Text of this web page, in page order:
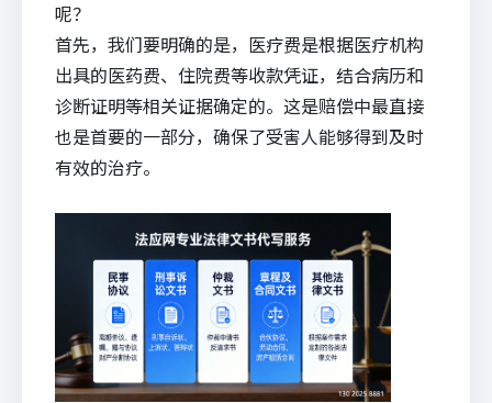
呢？
首先，我们要明确的是，医疗费是根据医疗机构
出具的医药费、住院费等收款凭证，结合病历和
诊断证明等相关证据确定的。这是赔偿中最直接
也是首要的一部分，确保了受害人能够得到及时
有效的治疗。